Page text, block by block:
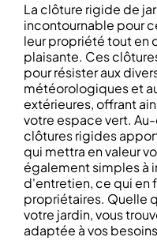
La clôture rigide de
incontournable pour
leur propriété tout en
plaisante. Ces
pour résister aux
météorologiques et
extérieures, offrant
votre espace vert.
clôtures rigides
qui mettra en valeur
également simples à
d'entretien, ce qui en
propriétaires. Quelle
votre jardin, vous
adaptée à vos